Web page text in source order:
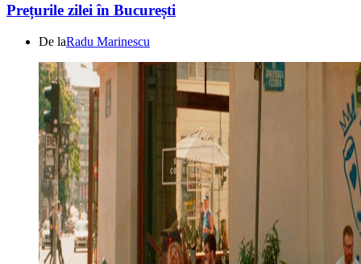
Prețurile zilei în București
De laRadu Marinescu